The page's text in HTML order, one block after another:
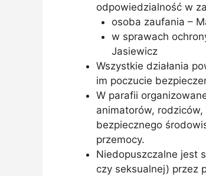
odpowiedzialność w
osoba zaufania –
w sprawach
Jasiewicz
Wszystkie działania
im poczucie
W parafii
animatorów,
bezpiecznego
przemocy.
Niedopuszczalne jest
czy seksualnej) przez